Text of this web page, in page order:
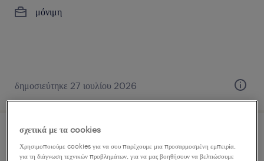
μόνιμη
δημοσιεύτηκε 27 ιουλίου 2026
junior credit analyst
σχετικά με τα cookies
Χρησιμοποιούμε cookies για να σου παρέχουμε μια προσαρμοσμένη εμπειρία,
για τη διάγνωση τεχνικών προβλημάτων, για να μας βοηθήσουν να βελτιώσουμε